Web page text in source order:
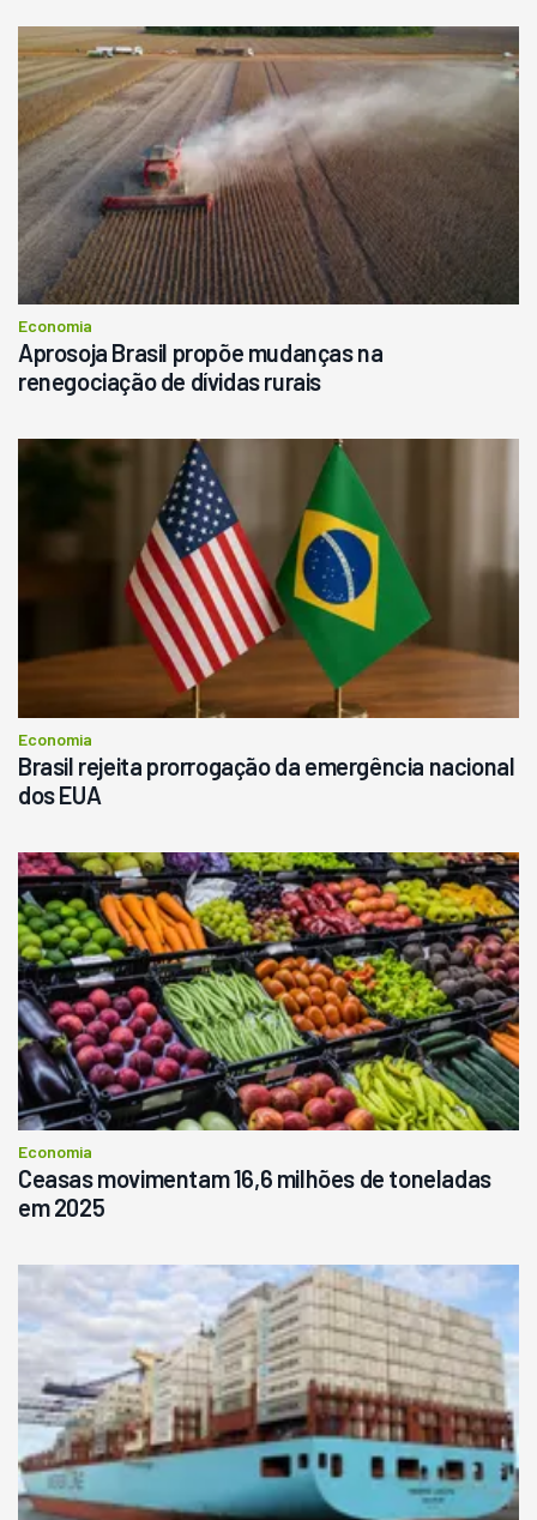
Economia
Aprosoja Brasil propõe mudanças na
renegociação de dívidas rurais
Economia
Brasil rejeita prorrogação da emergência nacional
dos EUA
Economia
Ceasas movimentam 16,6 milhões de toneladas
em 2025